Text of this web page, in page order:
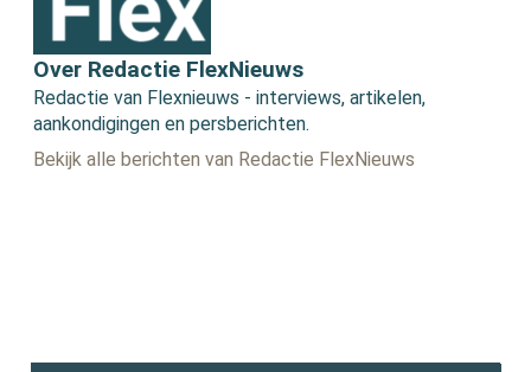
Over Redactie FlexNieuws
Redactie van Flexnieuws - interviews, artikelen,
aankondigingen en persberichten.
Bekijk alle berichten van Redactie FlexNieuws